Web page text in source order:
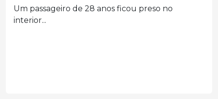
por homicídio triplamente
qualificado no Oeste